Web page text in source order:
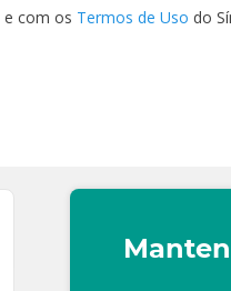
e com os Termos de Uso do